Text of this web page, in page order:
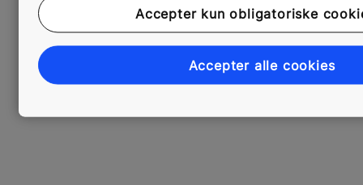
Accepter kun obligatoriske
Accepter alle cookies